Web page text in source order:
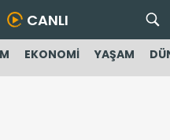
CANLI
EKONOMİ YAŞAM